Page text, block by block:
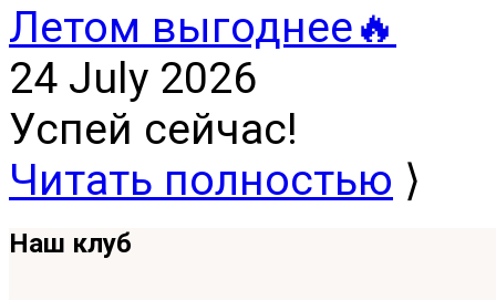
Летом выгоднее🔥
24 July 2026
Успей сейчас!
Читать полностью ⟩
Наш клуб